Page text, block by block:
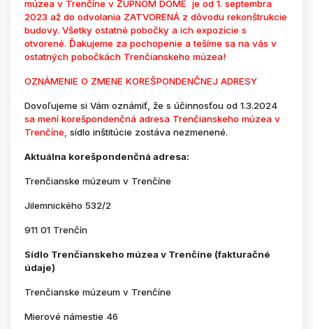
múzea v Trenčíne v ŽUPNOM DOME je od 1. septembra
2023 až do odvolania ZATVORENÁ z dôvodu rekonštrukcie
budovy. Všetky ostatné pobočky a ich expozície s
otvorené. Ďakujeme za pochopenie a tešíme sa na vás v
ostatných pobočkách Trenčianskeho múzea!
OZNÁMENIE O ZMENE KOREŠPONDENČNEJ ADRESY
Dovoľujeme si Vám oznámiť, že s účinnosťou od 1.3.2024
sa mení korešpondenčná adresa Trenčianskeho múzea v
Trenčíne, sídlo inštitúcie zostáva nezmenené.
Aktuálna korešpondenčná adresa:
Trenčianske múzeum v Trenčíne
Jilemnického 532/2
911 01 Trenčín
Sídlo Trenčianskeho múzea v Trenčíne (fakturačné
údaje)
Trenčianske múzeum v Trenčíne
Mierové námestie 46